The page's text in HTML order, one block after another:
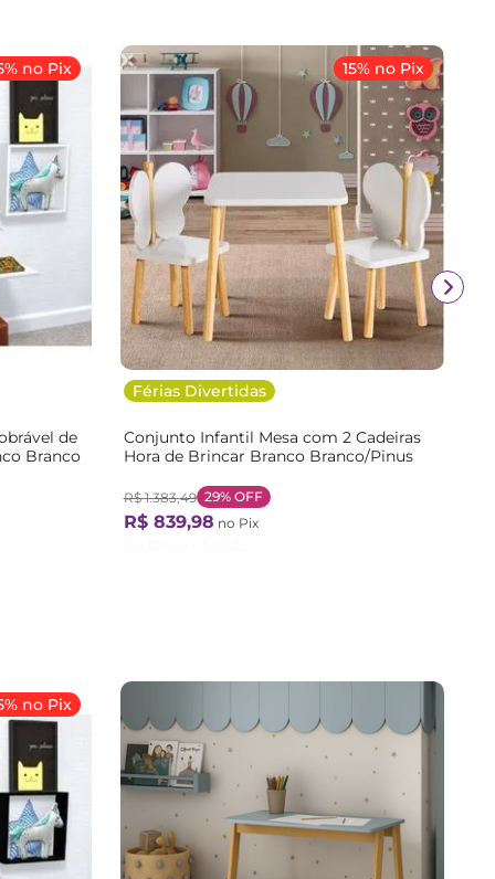
no Pix
de
Branco
Férias Divertidas
15% no Pix
Conjunto Infantil Mesa com 2 Cadeiras
Hora de Brincar Branco Branco/Pinus
R$ 1.383,49 29%OFF
R$ 839,98 no Pix
no Pix